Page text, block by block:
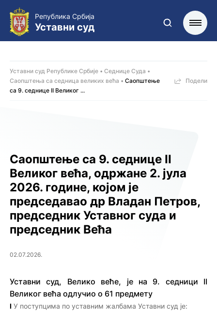
Република Србија
Уставни суд
Саопштење са 9. седницe II
Великог већа, одржанe 2. јула
2026. године, којoм је
председавао др Владан Петров,
председник Уставног суда и
председник Већа
02.07.2026.
Уставни суд, Велико веће, је на 9. седници II
Великог већа одлучио о 61 предмету
I У поступцима по уставним жалбама Уставни суд је:
Уставни суд Републике Србије
Седнице Суда
Саопштења са седница великих већа
Саопштење
са 9. седницe II Великог ...
Подели